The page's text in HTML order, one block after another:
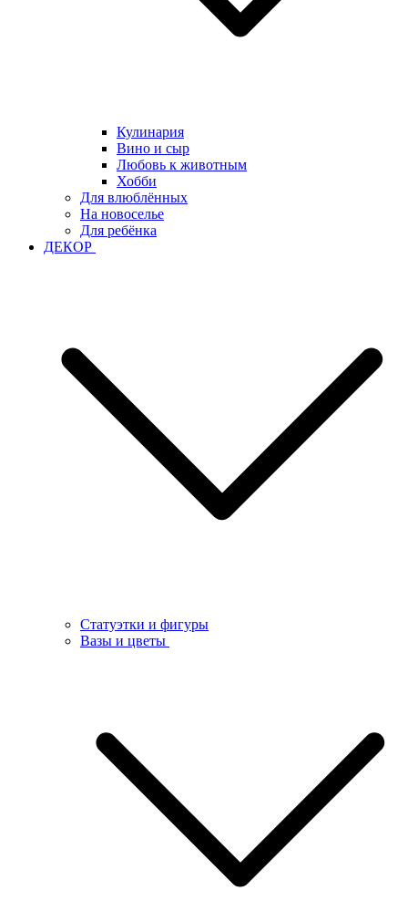
Кулинария
Вино и сыр
Любовь к животным
Хобби
Для влюблённых
На новоселье
Для ребёнка
ДЕКОР
Статуэтки и фигуры
Вазы и цветы